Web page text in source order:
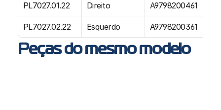
PL7027.01.22 Direito A9798200461
PL7027.02.22 Esquerdo A9798200361
Peças do mesmo modelo